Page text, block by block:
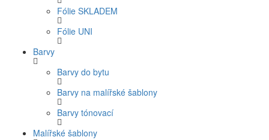
Fólie SKLADEM
Fólie UNI
Barvy
Barvy do bytu
Barvy na malířské šablony
Barvy tónovací
Malířské šablony